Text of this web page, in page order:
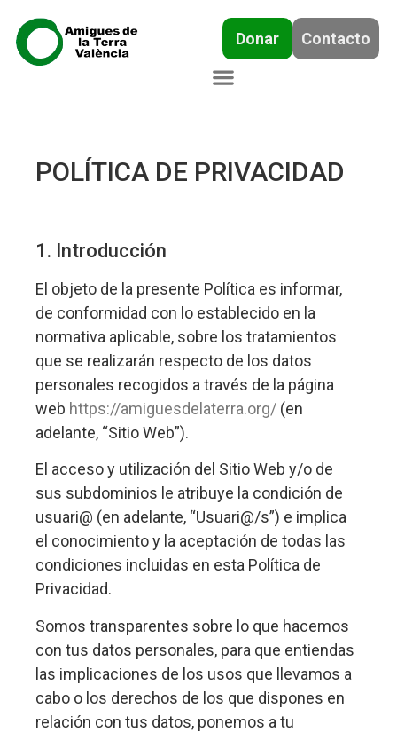
Contacto
Donar
POLÍTICA DE PRIVACIDAD
1. Introducción
El objeto de la presente Política es informar,
de conformidad con lo establecido en la
normativa aplicable, sobre los tratamientos
que se realizarán respecto de los datos
personales recogidos a través de la página
web https://amiguesdelaterra.org/ (en
adelante, “Sitio Web”).
El acceso y utilización del Sitio Web y/o de
sus subdominios le atribuye la condición de
usuari@ (en adelante, “Usuari@/s”) e implica
el conocimiento y la aceptación de todas las
condiciones incluidas en esta Política de
Privacidad.
Somos transparentes sobre lo que hacemos
con tus datos personales, para que entiendas
las implicaciones de los usos que llevamos a
cabo o los derechos de los que dispones en
relación con tus datos, ponemos a tu